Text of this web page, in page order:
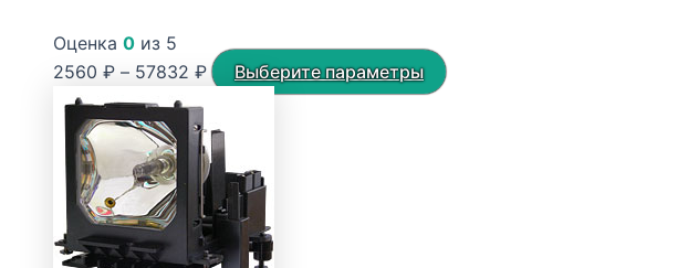
Оценка 0 из 5
2560 ₽ – 57832 ₽Диапазон
2560 ₽
–
57832 ₽
Выберите параметры
Этот